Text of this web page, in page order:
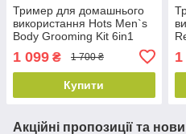
Тример для домашнього
використання Hots Men`s
Body Grooming Kit 6in1
1 099 ₴ 1 700 ₴
Купити
1
Акційні пропозиції та